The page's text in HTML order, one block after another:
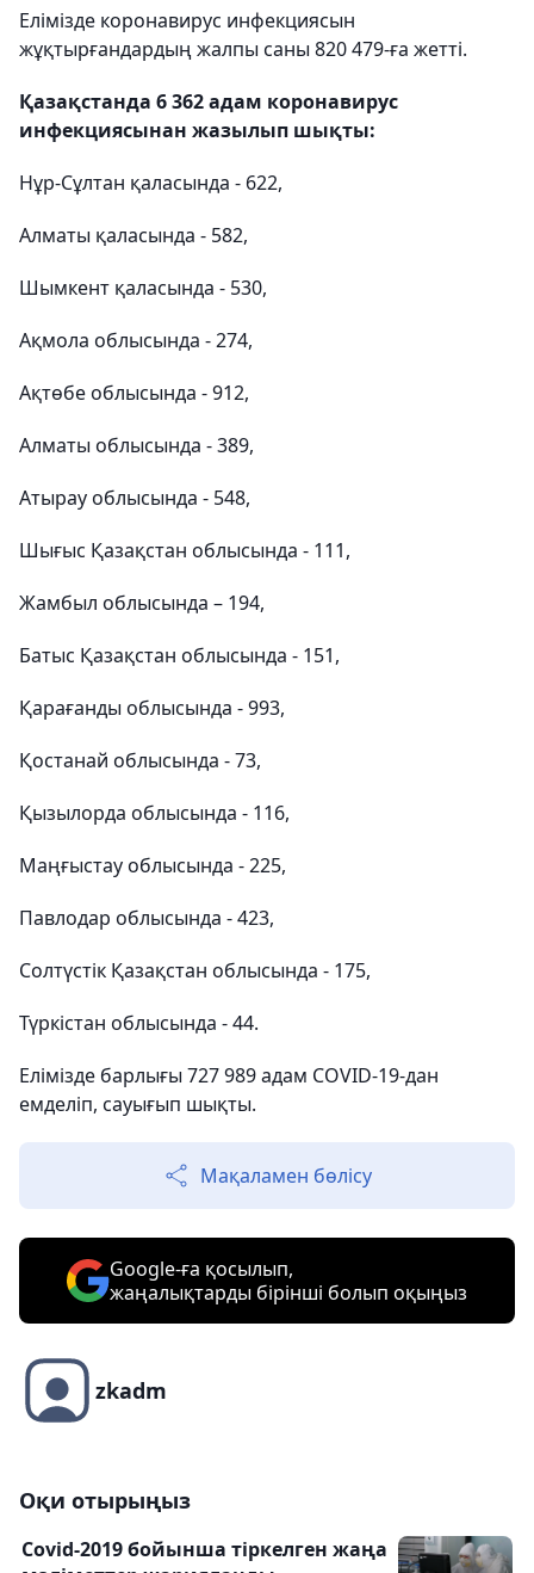
Елімізде коронавирус инфекциясын
жұқтырғандардың жалпы саны 820 479-ға жетті.
Қазақстанда 6 362 адам коронавирус
инфекциясынан жазылып шықты:
Нұр-Сұлтан қаласында - 622,
Алматы қаласында - 582,
Шымкент қаласында - 530,
Ақмола облысында - 274,
Ақтөбе облысында - 912,
Алматы облысында - 389,
Атырау облысында - 548,
Шығыс Қазақстан облысында - 111,
Жамбыл облысында – 194,
Батыс Қазақстан облысында - 151,
Қарағанды облысында - 993,
Қостанай облысында - 73,
Қызылорда облысында - 116,
Маңғыстау облысында - 225,
Павлодар облысында - 423,
Солтүстік Қазақстан облысында - 175,
Түркістан облысында - 44.
Елімізде барлығы 727 989 адам COVID-19-дан
емделіп, сауығып шықты.
Мақаламен бөлісу
Google-ға қосылып,
жаңалықтарды бірінші болып оқыңыз
zkadm
Оқи отырыңыз
Covid-2019 бойынша тіркелген жаңа